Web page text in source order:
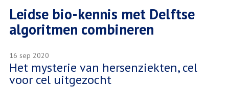
inhoud
gaan
Leidse bio-kennis met Delftse
algoritmen combineren
16 sep 2020
Het mysterie van hersenziekten, cel
voor cel uitgezocht